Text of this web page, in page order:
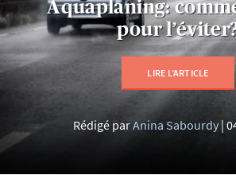
Aquaplaning:
pour
LIRE L’ARTICLE
Rédigé parAnina Sabourdy